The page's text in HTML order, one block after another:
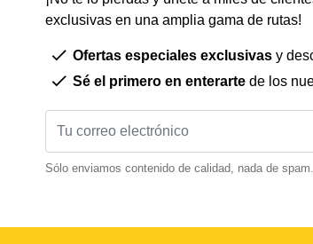
exclusivas en una amplia gama de rutas!
Ofertas especiales exclusivas y
Sé el primero en enterarte de los
Sólo enviamos contenido de calidad, nada de